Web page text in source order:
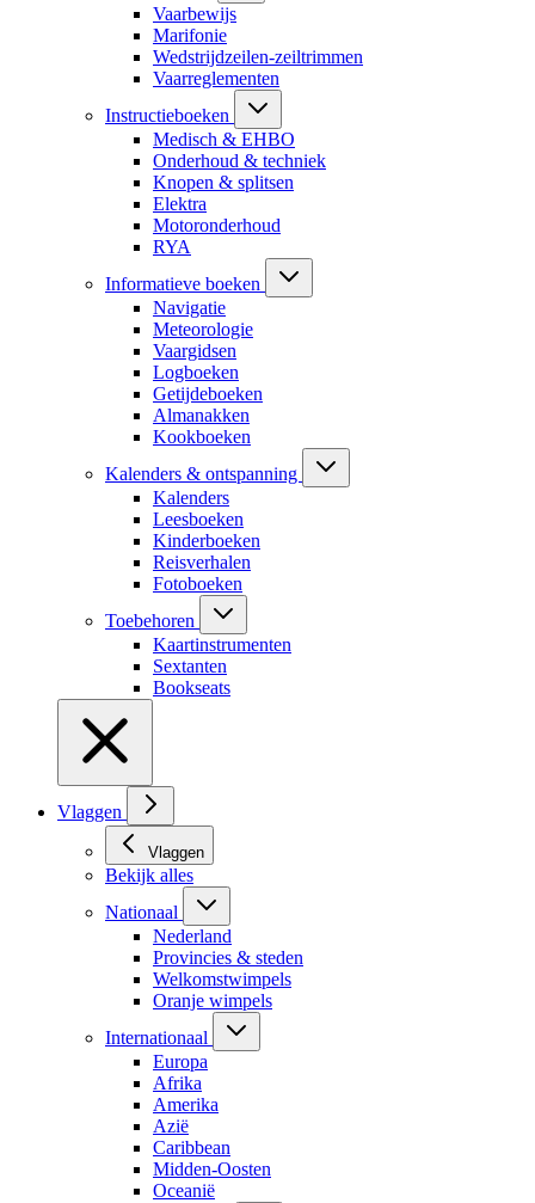
Vaarbewijs
Marifonie
Wedstrijdzeilen-zeiltrimmen
Vaarreglementen
Instructieboeken
Medisch & EHBO
Onderhoud & techniek
Knopen & splitsen
Elektra
Motoronderhoud
RYA
Informatieve boeken
Navigatie
Meteorologie
Vaargidsen
Logboeken
Getijdeboeken
Almanakken
Kookboeken
Kalenders & ontspanning
Kalenders
Leesboeken
Kinderboeken
Reisverhalen
Fotoboeken
Toebehoren
Kaartinstrumenten
Sextanten
Bookseats
Vlaggen
Vlaggen
Bekijk alles
Nationaal
Nederland
Provincies & steden
Welkomstwimpels
Oranje wimpels
Internationaal
Europa
Afrika
Amerika
Azië
Caribbean
Midden-Oosten
Oceanië